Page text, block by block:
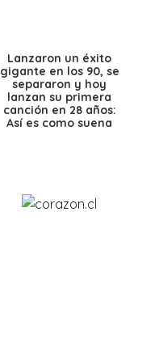
Lanzaron un éxito
gigante en los 90, se
separaron y hoy
lanzan su primera
canción en 28 años:
Así es como suena